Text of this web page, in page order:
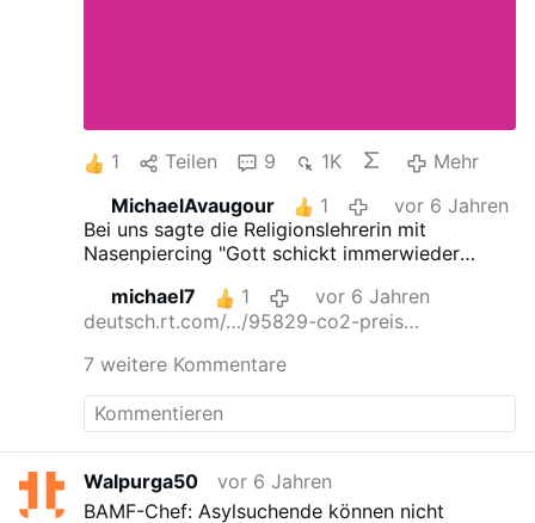
1 Teilen 9 1K
Mehr
MichaelAvaugour
1
vor 6 Jahren
Bei uns sagte die Religionslehrerin mit
Nasenpiercing "Gott schickt immerwieder
Menschen bessern. Früher hat er den Jesus
geschickt und heute die Greta" In der
benennen und von den 4 Kardinaltugenden hat
sie noch nie gehört. Hab ihr daher
Fortbildungsmaterial besorgt und besuche sie
begutachen. Gewiss, die Dame hatte schon
Pech das da mein Filius drinsitzt.
michael7 1
vor 6 Jahren
deutsch.rt.com/…/95829-co2-preis…
7 weitere Kommentare
Walpurga50
vor 6 Jahren
BAMF-Chef: Asylsuchende können nicht